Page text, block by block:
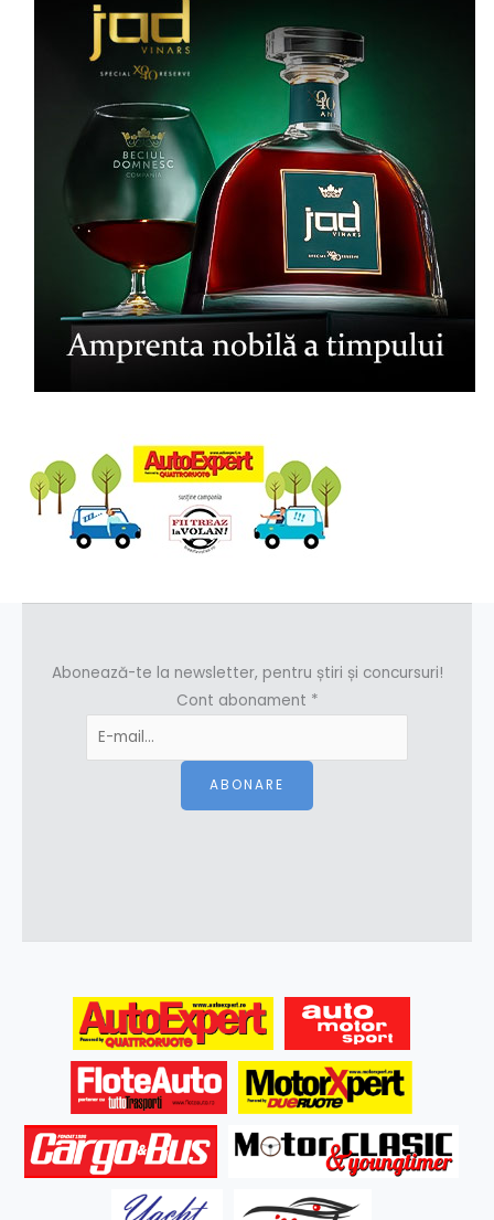
Abonează-te la newsletter, pentru știri și concursuri!
Cont abonament *
ABONARE